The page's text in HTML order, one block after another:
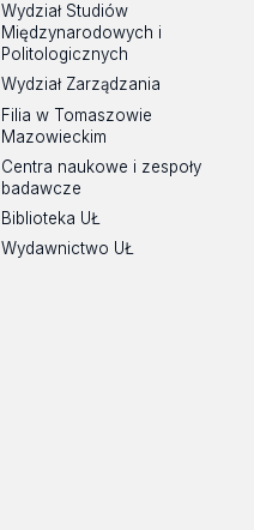
Wydział Studiów
Międzynarodowych i
Politologicznych
Wydział Zarządzania
Filia w Tomaszowie
Mazowieckim
Centra naukowe i zespoły
badawcze
Biblioteka UŁ
Wydawnictwo UŁ